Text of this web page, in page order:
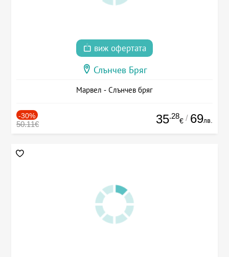
виж офертата
Слънчев Бряг
Марвел - Слънчев бряг
-30%
50.11€ 35.28
€ / 69лв.